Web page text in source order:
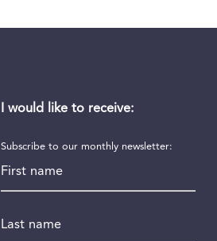
I would like to receive:
Subscribe to our monthly newsletter: